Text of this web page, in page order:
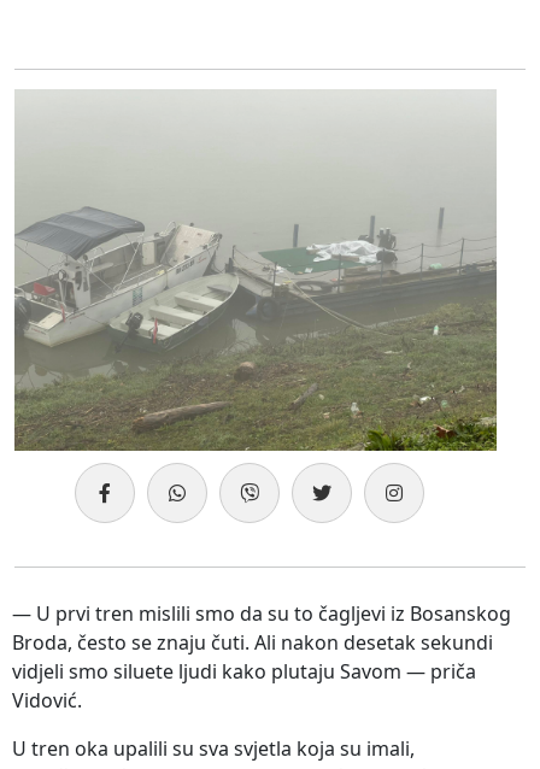
— U prvi tren mislili smo da su to čagljevi iz Bosanskog
Broda, često se znaju čuti. Ali nakon desetak sekundi
vidjeli smo siluete ljudi kako plutaju Savom — priča
Vidović.
U tren oka upalili su sva svjetla koja su imali,